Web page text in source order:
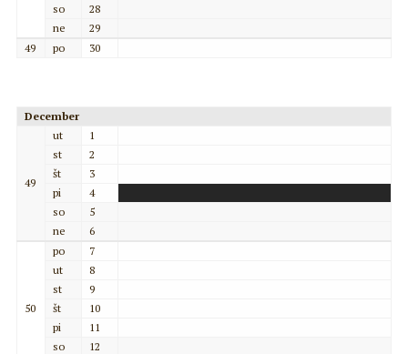
so
28
ne
29
49
po 30
December
49
ut
1
st
2
št
3
pi
4
so
5
ne
6
50
po
7
ut
8
st
9
št
10
pi
11
so
12